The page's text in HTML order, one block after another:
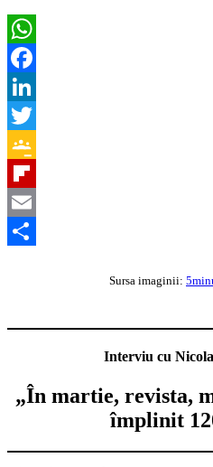
WhatsApp
Facebook
LinkedIn
Twitter
Google
Classroom
Flipboard
Email
Sursa imaginii:
Interviu cu
„În martie, revista,
împlinit